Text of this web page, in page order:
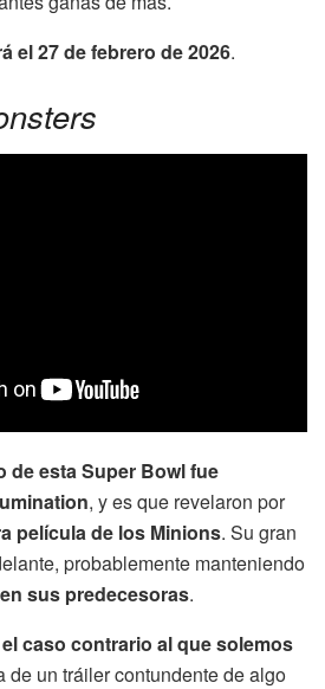
el 27 de febrero de 2026.
de esta Super Bowl fue
, y es que revelaron por
película de los Minions. Su gran
probablemente manteniendo
sus predecesoras.
caso contrario al que solemos
de un tráiler contundente de algo